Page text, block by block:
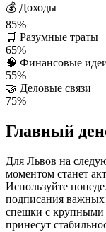
💰 Доходы
85%
🛒 Разумные траты
65%
🧠 Финансовые
55%
🤝 Деловые связи
75%
Главный
Для Львов на
моментом станет
Используйте
подписания важных
спешки с крупными
принесут